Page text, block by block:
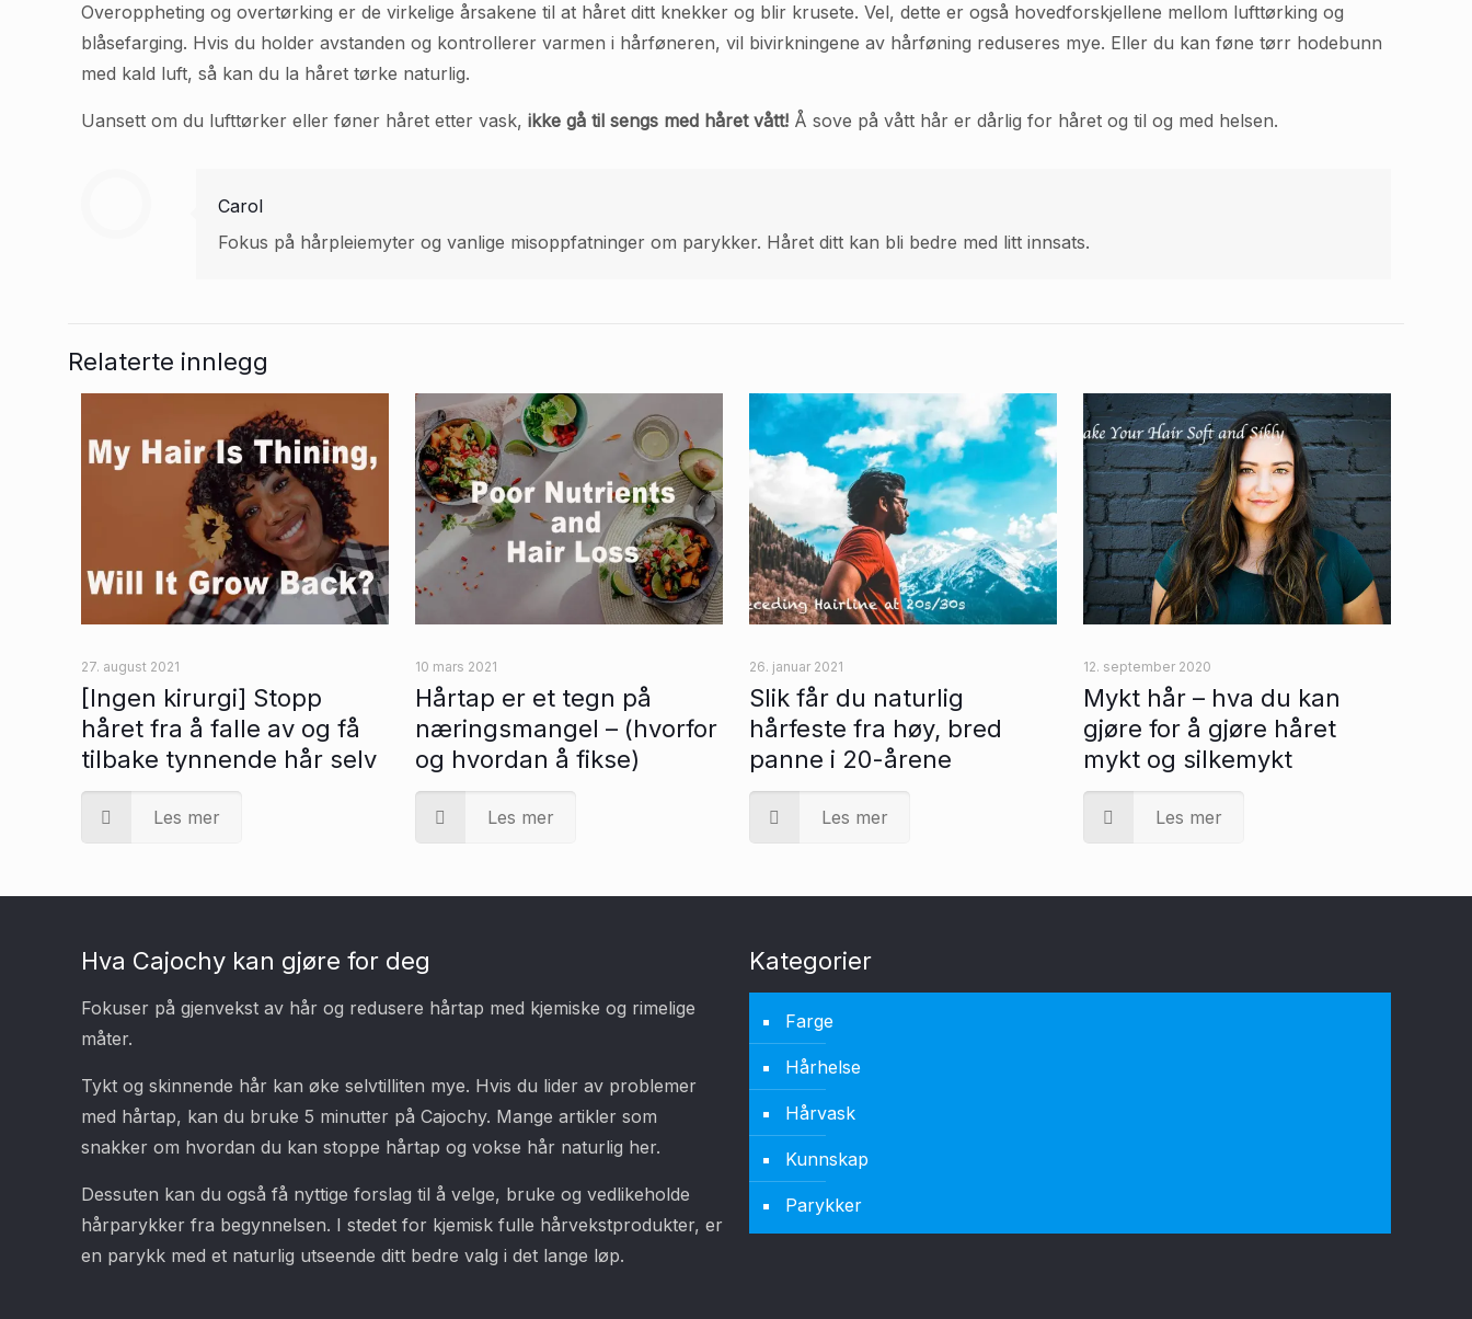
Overoppheting og overtørking er de virkelige årsakene til at håret ditt knekker og blir krusete. Vel, dette er også hovedforskjellene mellom lufttørking og
blåsefarging. Hvis du holder avstanden og kontrollerer varmen i hårføneren, vil bivirkningene av hårføning reduseres mye. Eller du kan føne tørr hodebunn
med kald luft, så kan du la håret tørke naturlig.
Uansett om du lufttørker eller føner håret etter vask,ikke gå til sengs med håret vått! Å sove på vått hår er dårlig for håret og til og med helsen.
Carol
Fokus på hårpleiemyter og vanlige misoppfatninger om parykker. Håret ditt kan bli bedre med litt innsats.
Relaterte innlegg
27. august 2021
[Ingen kirurgi] Stopp
håret fra å falle av og få
tilbake tynnende hår selv
Les mer
10 mars 2021
Hårtap er et tegn på
næringsmangel – (hvorfor
og hvordan å fikse)
Les mer
26. januar 2021
Slik får du naturlig
hårfeste fra høy, bred
panne i 20-årene
Les mer
12. september 2020
Mykt hår – hva du kan
gjøre for å gjøre håret
mykt og silkemykt
Les mer
Hva Cajochy kan gjøre for deg
Fokuser på gjenvekst av hår og redusere hårtap med kjemiske og rimelige
måter.
Tykt og skinnende hår kan øke selvtilliten mye. Hvis du lider av problemer
med hårtap, kan du bruke 5 minutter på Cajochy. Mange artikler som
snakker om hvordan du kan stoppe hårtap og vokse hår naturlig her.
Dessuten kan du også få nyttige forslag til å velge, bruke og vedlikeholde
hårparykker fra begynnelsen. I stedet for kjemisk fulle hårvekstprodukter, er
en parykk med et naturlig utseende ditt bedre valg i det lange løp.
Kategorier
Farge
Hårhelse
Hårvask
Kunnskap
Parykker